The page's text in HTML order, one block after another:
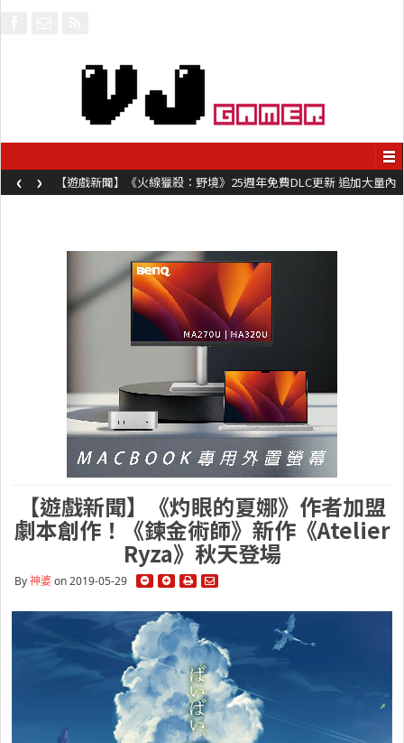
【遊戲新聞】《火線獵殺：野境》25週年免費DLC更新 追加大量內
容同時系舊作限時超平價折扣
‹ ›
【遊戲新聞】《灼眼的夏娜》作者加盟
劇本創作！《鍊金術師》新作《Atelier
Ryza》秋天登場
By神婆on 2019-05-29